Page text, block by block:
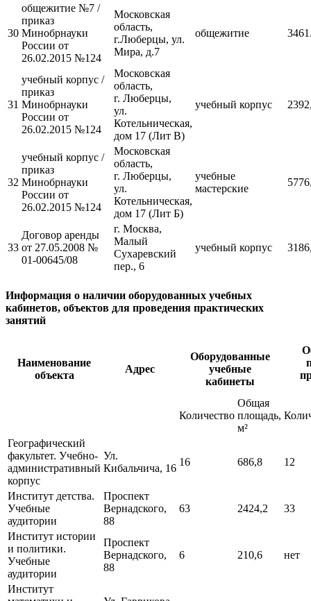
30
общежитие №7 /
приказ
Минобрнауки
России от
26.02.2015 №124
Московская
область,
г.Люберцы, ул.
Мира, д.7
общежитие
31
учебный корпус /
приказ
Минобрнауки
России от
26.02.2015 №124
Московская
область,
г. Люберцы,
ул.
Котельническая,
дом 17 (Лит В)
учебный корпус
32
учебный корпус /
приказ
Минобрнауки
России от
26.02.2015 №124
Московская
область,
г. Люберцы,
ул.
Котельническая,
дом 17 (Лит Б)
учебные
мастерские
33
Договор аренды
от 27.05.2008 №
01-00645/08
г. Москва,
Малый
Сухаревский
пер., 6
учебный корпус
Информация о наличии оборудованных учебных
кабинетов, объектов для проведения практических
занятий
Наименование
объекта
Адрес
Оборудованные
учебные
кабинеты
Количество
Общая
площадь,
м²
Географический
факультет. Учебно-
административный
корпус
Ул.
Кибальчича, 16
16 686,8 12
Институт детства.
Учебные
аудитории
Проспект
Вернадского,
88
63 2424,2 33
Институт истории
и политики.
Учебные
аудитории
Проспект
Вернадского,
88
6 210,6 нет
Институт